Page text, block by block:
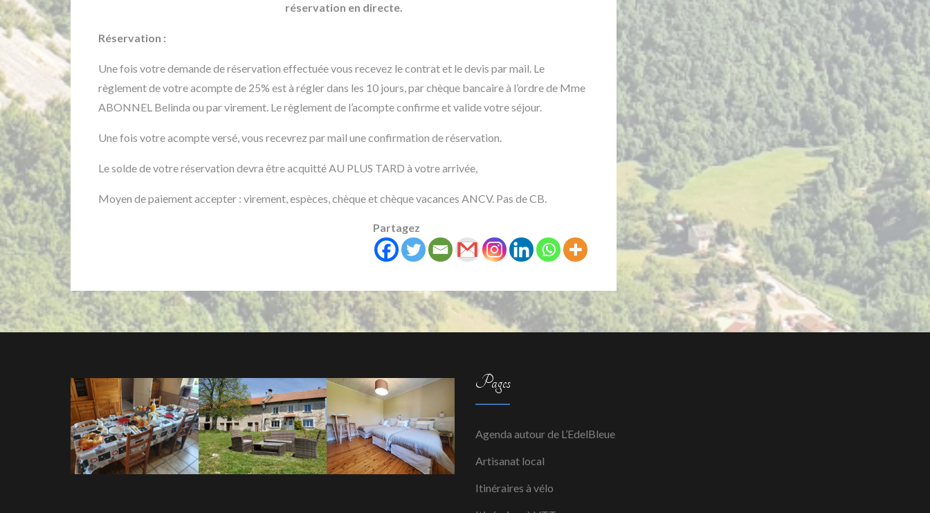
réservation en directe.
Réservation :
Une fois votre demande de réservation effectuée vous recevez le contrat et le devis par mail. Le
règlement de votre acompte de 25% est à régler dans les 10 jours, par chèque bancaire à l’ordre de Mme
ABONNEL Belinda ou par virement. Le règlement de l’acompte confirme et valide votre séjour.
Une fois votre acompte versé, vous recevrez par mail une confirmation de réservation.
Le solde de votre réservation devra être acquitté AU PLUS TARD à votre arrivée,
Moyen de paiement accepter : virement, espèces, chèque et chèque vacances ANCV. Pas de CB.
Partagez
Pages
Agenda autour de L’EdelBleue
Artisanat local
Itinéraires à vélo